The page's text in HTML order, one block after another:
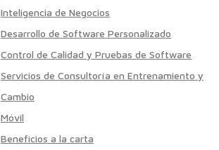
Inteligencia de Negocios
Desarrollo de Software Personalizado
Control de Calidad y Pruebas de Software
Servicios de Consultoría en Entrenamiento y
Cambio
Móvil
Beneficios a la carta